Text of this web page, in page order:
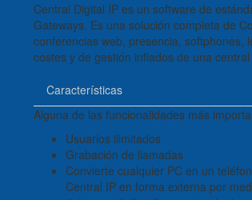
Central Digital IP es un software de
Gateways. Es una solución completa de
conferencias web, presencia, softphones,
costes y de gestión inflados de una central
Características
Alguna de las funcionalidades más
Usuarios ilimitados
Grabación de llamadas
Convierte cualquier PC en un
Central IP en forma externa por